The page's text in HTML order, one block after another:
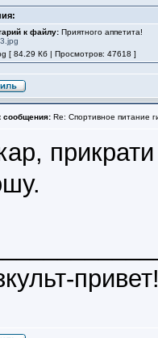
к файлу: Приятного аппетита!
[ 84.29 Кб | Просмотров: 47618 ]
сообщения: Re: Спортивное питание